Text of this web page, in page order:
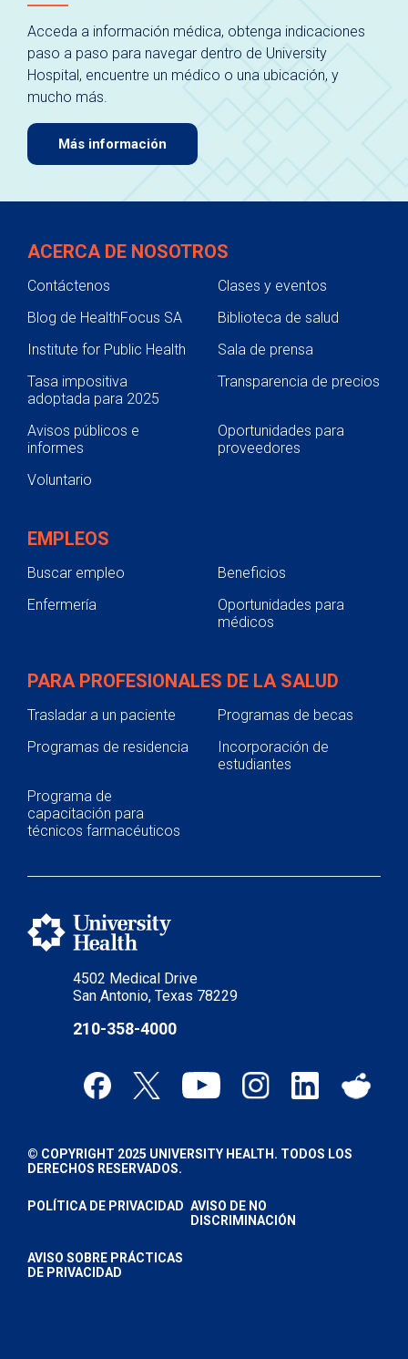
Acceda a información médica, obtenga indicaciones
paso a paso para navegar dentro de University
Hospital, encuentre un médico o una ubicación, y
mucho más.
Más información
4502 Medical Drive
San Antonio, Texas 78229
210-358-4000
ACERCA DE NOSOTROS
Contáctenos
Clases y eventos
Blog de HealthFocus SA
Biblioteca de salud
Institute for Public Health
Sala de prensa
Tasa impositiva
adoptada para 2025
Transparencia de precios
Avisos públicos e
informes
Oportunidades para
proveedores
Voluntario
EMPLEOS
Buscar empleo
Beneficios
Enfermería
Oportunidades para
médicos
PARA PROFESIONALES DE LA SALUD
Trasladar a un paciente
Programas de becas
Programas de residencia
Incorporación de
estudiantes
Programa de
capacitación para
técnicos farmacéuticos
© COPYRIGHT 2025 UNIVERSITY HEALTH. TODOS LOS
DERECHOS RESERVADOS.
POLÍTICA DE PRIVACIDAD AVISO DE NO
DISCRIMINACIÓN
AVISO SOBRE PRÁCTICAS
DE PRIVACIDAD